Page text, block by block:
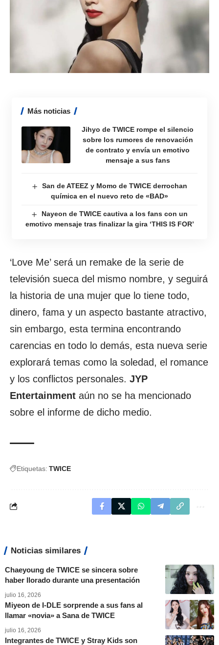
Más noticias
Jihyo de TWICE rompe el silencio
sobre los rumores de renovación
de contrato y envía un emotivo
mensaje a sus fans
San de ATEEZ y Momo de TWICE derrochan
química en el nuevo reto de «BAD»
Nayeon de TWICE cautiva a los fans con un
emotivo mensaje tras finalizar la gira ‘THIS IS FOR’
‘Love Me’ será un remake de la serie de
televisión sueca del mismo nombre, y seguirá
la historia de una mujer que lo tiene todo,
dinero, fama y un aspecto bastante atractivo,
sin embargo, esta termina encontrando
carencias en todo lo demás, esta nueva serie
explorará temas como la soledad, el romance
y los conflictos personales. JYP
Entertainment aún no se ha mencionado
sobre el informe de dicho medio.
Etiquetas: TWICE
Noticias similares
Chaeyoung de TWICE se sincera sobre
haber llorado durante una presentación
julio 16, 2026
Miyeon de I-DLE sorprende a sus fans al
llamar «novia» a Sana de TWICE
julio 16, 2026
Integrantes de TWICE y Stray Kids son